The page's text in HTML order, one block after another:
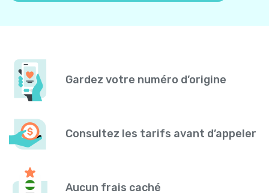
Gardez votre numéro d’origine
Consultez les tarifs avant d’appeler
Aucun frais caché